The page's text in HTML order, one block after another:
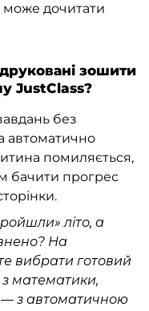
може дочитати
зошити
JustClass?
без
автоматично
помиляється,
бачити прогрес
літо, а
На
вибрати готовий
з математики,
— з автоматичною